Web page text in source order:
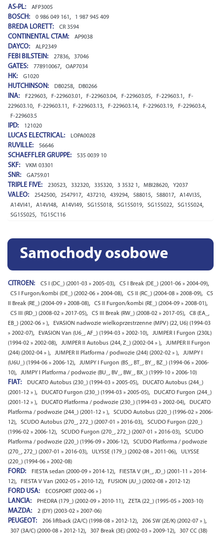
AS-PL: AFP3005
BOSCH: 0 986 049 161 , 1 987 945 409
BREDA LORETT: CR 3594
CONTINENTAL CTAM: AP9038
DAYCO: ALP2349
FEBI BILSTEIN: 27836, 37046
GATES: 778910067, OAP7034
HK: G1020
HUTCHINSON: DB0258, DB0266
INA: F229603, F-229603.01 , F-229603.04, F-229603.05, F-229603.1 ,
F-
229603.10, F-229603.11 , F-229603.13, F-229603.14, F-229603.19, F-229603.4,
F-229603.5
IPD: 121020
LUCAS ELECTRICAL: LOPA0028
RUVILLE: 56646
SCHAEFFLER GRUPPE: 535 0039 10
SKF: VKM 03301
SNR: GA759.01
TRIPLE FIVE: 230523, 332320, 335320, 3 3532 1 , MBI28620, Y2037
VALEO: 2542500, 2547917, 437210, 439294, 588015, 588017, A14VI35,
A14VI41 , A14VI48, A14VI49, SG15S018, SG15S019, SG15S022, SG15S024,
SG15S025, TG15C116
Samochody osobowe
CITROEN: C5 I (DC_) (2001-03 » 2005-03), C5 I Break (DE_) (2001-06 » 2004-09),
C5 I Furgon/kombi (DE_) (2002-06 » 2004-08), C5 II (RC_) (2004-08 » 2008-09),
C5
II Break (RE_) (2004-09 » 2008-08), C5 II Furgon/kombi (RE_) (2004-09 » 2008-01),
C5 III (RD_) (2008-02 » 2017-05), C5 III Break (RW_) (2008-02 » 2017-05),
C8 (EA_,
EB_) (2002-06 » ),
EVASION nadwozie wielkoprzestrzenne (MPV) (22, U6) (1994-03
» 2002-07), EVASION Van (U6_, AF_) (1994-03 » 2002-10),
JUMPER I Furgon (230L)
(1994-02 » 2002-08), JUMPER II Autobus (244, Z_) (2002-04 » ),
JUMPER II Furgon
(244) (2002-04 » ), JUMPER II Platforma / podwozie (244) (2002-02 » ),
JUMPY I
(U6U_) (1994-06 » 2006-12),
JUMPY I Furgon (BS_, BT_, BY_, BZ_) (1994-06 » 2006-
10), JUMPY I Platforma / podwozie (BU_, BV_, BW_, BX_) (1999-10 » 2006-10)
FIAT: DUCATO Autobus (230_) (1994-03 » 2005-05),
DUCATO Autobus (244_)
(2001-12 » ), DUCATO Furgon (230_) (1994-03 » 2005-05),
DUCATO Furgon (244_)
(2001-12 » ), DUCATO Platforma / podwozie (230_) (1994-03 » 2002-04),
DUCATO
Platforma / podwozie (244_) (2001-12 » ),
SCUDO Autobus (220_) (1996-02 » 2006-
12), SCUDO Autobus (270_, 272_) (2007-01 » 2016-03),
SCUDO Furgon (220_)
(1996-02 » 2006-12), SCUDO Furgon (270_, 272_) (2007-01 » 2016-03),
SCUDO
Platforma / podwozie (220_) (1996-09 » 2006-12),
SCUDO Platforma / podwozie
(270_, 272_) (2007-01 » 2016-03), ULYSSE (179_) (2002-08 » 2011-06),
ULYSSE
(220_) (1994-06 » 2002-08)
FORD: FIESTA sedan (2000-09 » 2014-12),
FIESTA V (JH_, JD_) (2001-11 » 2014-
12), FIESTA V Van (2002-05 » 2010-12), FUSION (JU_) (2002-08 » 2012-12)
FORD USA: ECOSPORT (2002-06 » )
LANCIA: PHEDRA (179_) (2002-09 » 2010-11), ZETA (22_) (1995-05 » 2003-10)
MAZDA: 2 (DY) (2003-02 » 2007-06)
PEUGEOT: 206 liftback (2A/C) (1998-08 » 2012-12), 206 SW (2E/K) (2002-07 » ),
307 (3A/C) (2000-08 » 2012-12), 307 Break (3E) (2002-03 » 2009-12),
307 CC (3B)